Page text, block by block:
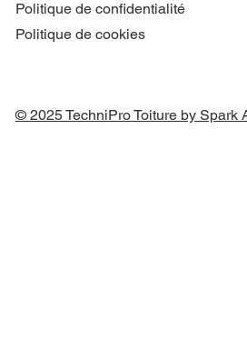
Politique de confidentialité
Politique de cookies
© 2025 TechniPro Toiture by Spark